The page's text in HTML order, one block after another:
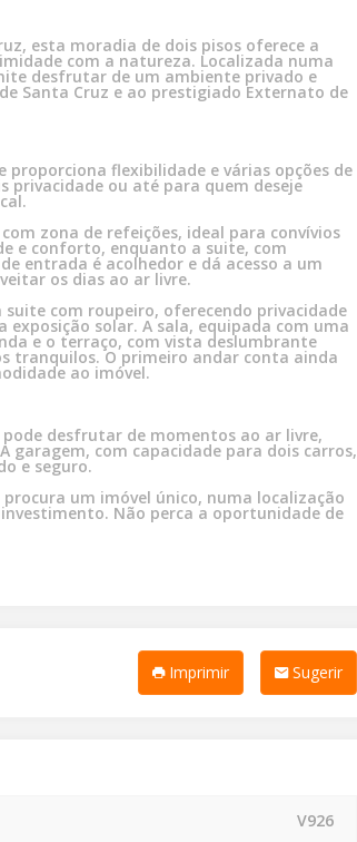
com a natureza. Localizada numa
desfrutar de um ambiente privado e
Santa Cruz e ao prestigiado Externato de
flexibilidade e várias opções de
privacidade ou até para quem deseje
zona de refeições, ideal para convívios
e conforto, enquanto a suite, com
entrada é acolhedor e dá acesso a um
os dias ao ar livre.
solar. A sala, equipada com uma
tranquilos. O primeiro andar conta ainda
ao imóvel.
desfrutar de momentos ao ar livre,
garagem, com capacidade para dois carros,
e seguro.
um imóvel único, numa localização
Não perca a oportunidade de
Sugerir
Imprimir
V926